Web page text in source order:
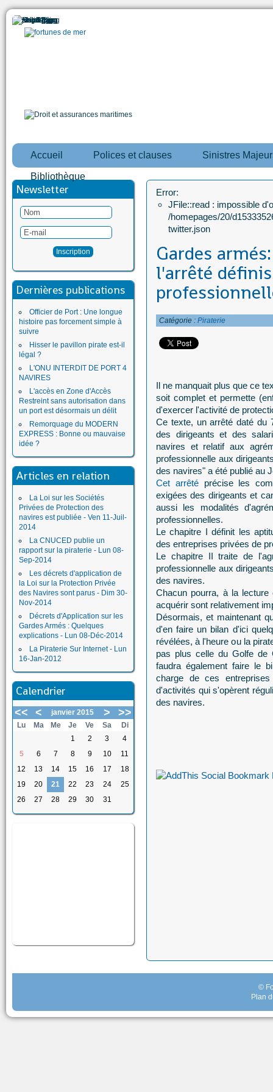
Accueil Polices et clauses Sinistres
Bibliothèque
Newsletter
Dernières publications
Officier de Port : Une longue
histoire pas forcement simple à
suivre
Hisser le pavillon pirate est-il
légal ?
L'ONU INTERDIT DE PORT 4
NAVIRES
L'accès en Zone d'Accès
Restreint sans autorisation dans
un port est désormais un délit
Remorquage du MODERN
EXPRESS : Bonne ou mauvaise
idée ?
Articles en relation
La Loi sur les Sociétés
Privées de Protection des
navires est publiée - Ven 11-Juil-
2014
La CNUCED publie un
rapport sur la piraterie - Lun 08-
Sep-2014
Les décrets d'application de
la Loi sur la Protection Privée
des Navires sont parus - Dim 30-
Nov-2014
Décrets d'Application sur les
Gardes Armés : Quelques
explications - Lun 08-Déc-2014
La Piraterie Sur Internet - Lun
16-Jan-2012
Calendrier
<< < janvier 2015 > >>
Lu Ma Me Je Ve Sa
Di
1
2 3
4
5
6 7 8 9 10
11
12
13 14 15 16 17
18
19
20 21 22 23 24
25
26
27 28 29 30 31
Error:
JFile::read : impossible
/homepages/20/
twitter.json
Gardes
l'arrêté
Catégorie : Piraterie
Il ne manquait plus que ce
soit complet et permette
d'exercer l'activité de
Ce texte, un arrêté daté du
des dirigeants et des
navires et relatif aux
professionnelle aux
des navires" a été publié au
Cet arrêtéprécise les
exigées des dirigeants et
aussi les modalités
professionnelles.
Le chapitre I définit les
des entreprises privées de
Le chapitre II traite de
professionnelle aux
des navires.
Chacun pourra, à la
acquérir sont relativement
Désormais, et maintenant
d'en faire un bilan d'ici
révélées, à l'heure ou la
pas plus celle du Golfe de
faudra également faire le
charge de ces
d'activités qui s'opèrent
des navires.
©
Plan